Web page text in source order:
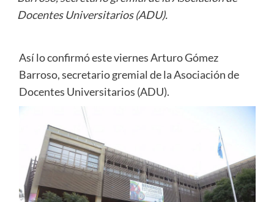
Docentes Universitarios (ADU).
Así lo confirmó este viernes Arturo Gómez
Barroso, secretario gremial de la Asociación de
Docentes Universitarios (ADU).